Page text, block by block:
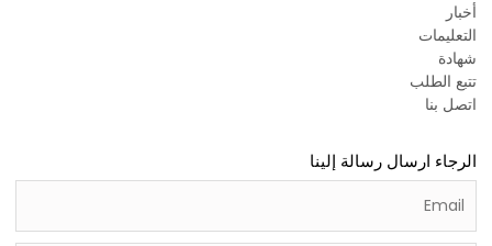
أخبار
التعليمات
شهادة
تتبع الطلب
اتصل بنا
الرجاء ارسال رسالة إلينا